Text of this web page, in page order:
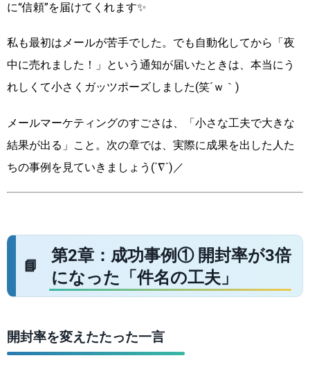
に“信頼”を届けてくれます✨
私も最初はメールが苦手でした。でも自動化してから「夜
中に売れました！」という通知が届いたときは、本当にう
れしくて小さくガッツポーズしました(笑´ｗ｀)
メールマーケティングのすごさは、「小さな工夫で大きな
結果が出る」こと。次の章では、実際に成果を出した人た
ちの事例を見ていきましょう(´∇`)／
第2章：成功事例① 開封率が3倍
になった「件名の工夫」
開封率を変えたたった一言